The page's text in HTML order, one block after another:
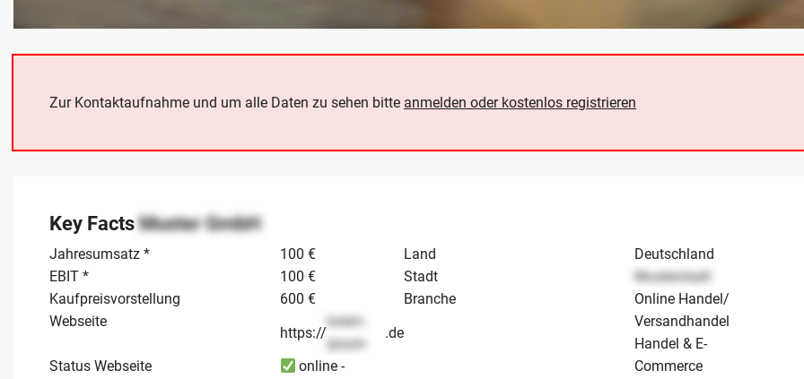
Zur Kontaktaufnahme und um alle Daten zu sehen bitte anmelden oder kostenlos registrieren
Key FactsMuster GmbH
Jahresumsatz *
100 €
EBIT *
100 €
Kaufpreisvorstellung
600 €
Webseite
https://
lorem-
ipsum
.de
Status Webseite
online -
Land
Deutschland
Stadt
Musterstadt
Branche
Online Handel/
Versandhandel
Handel & E-
Commerce